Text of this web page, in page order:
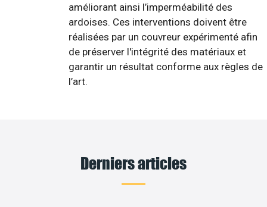
améliorant ainsi l’imperméabilité des
ardoises. Ces interventions doivent être
réalisées par un couvreur expérimenté afin
de préserver l'intégrité des matériaux et
garantir un résultat conforme aux règles de
l’art.
Derniers articles